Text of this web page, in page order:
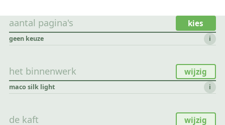
aantal pagina's kies
geen keuze i
het binnenwerk wijzig
maco silk light i
de kaft wijzig